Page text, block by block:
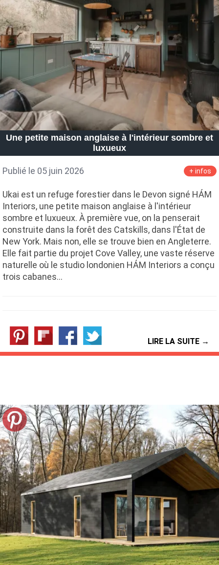
Une petite maison anglaise à l'intérieur sombre et
luxueux
Publié le 05 juin 2026 + infos
Ukai est un refuge forestier dans le Devon signé HÁM
Interiors, une petite maison anglaise à l'intérieur
sombre et luxueux. À première vue, on la penserait
construite dans la forêt des Catskills, dans l'État de
New York. Mais non, elle se trouve bien en Angleterre.
Elle fait partie du projet Cove Valley, une vaste réserve
naturelle où le studio londonien HÁM Interiors a conçu
trois cabanes…
LIRE LA SUITE →